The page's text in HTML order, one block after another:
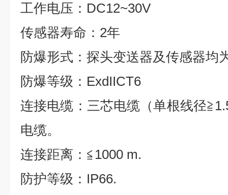
工作电压： DC12~30V
传感器寿命： 2年
防爆形式：探头变送器及传感器均
防爆等级： ExdIICT6
连接电缆：三芯电缆 （单根线径
电缆。
连接距离： ≦1000 m.
防护等级： IP66.